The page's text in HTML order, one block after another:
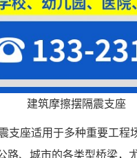
建筑摩擦摆隔震支座
支座适用于多种重要工程
路、城市的各类型桥梁，